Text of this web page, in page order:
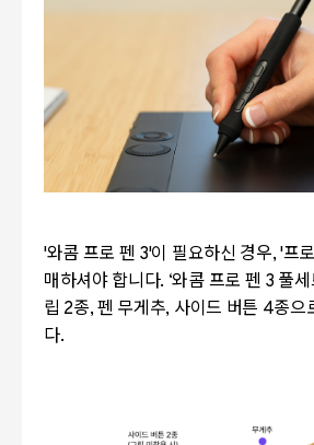
'와콤 프로 펜 3'이 필요하신 경우, '프
매하셔야 합니다. ‘와콤 프로 펜 3 풀
립 2종, 펜 무게추, 사이드 버튼 4종으
다.